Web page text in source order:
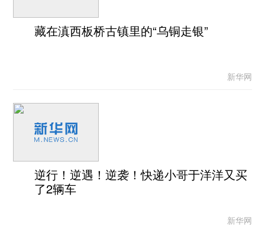
藏在滇西板桥古镇里的“乌铜走银”
新华网
逆行！逆遇！逆袭！快递小哥于洋洋又买
了2辆车
新华网